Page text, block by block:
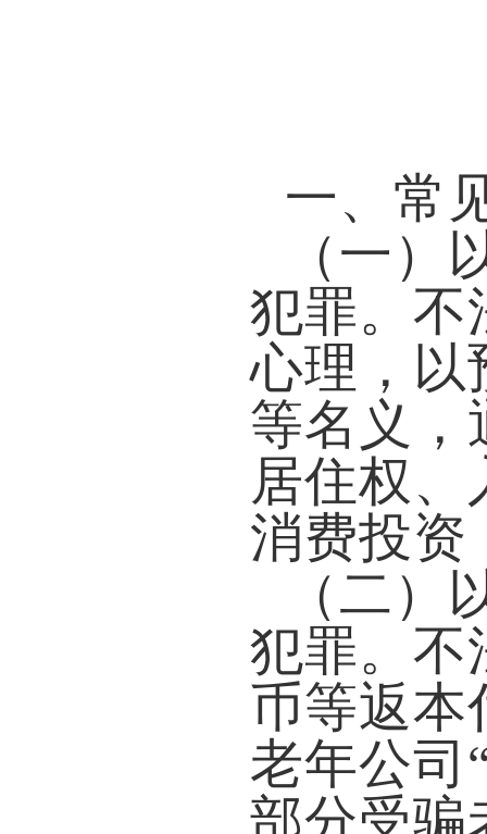
一、常
（一）
犯罪。 不
心理，以
等名义，
居住权
消费投资
（二）
犯罪。 不
币等返本
老年公司
部分受骗